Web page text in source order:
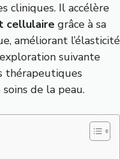
cliniques. Il accélère
cellulaire grâce à sa
améliorant l’élasticité
suivante
thérapeutiques
de la peau.